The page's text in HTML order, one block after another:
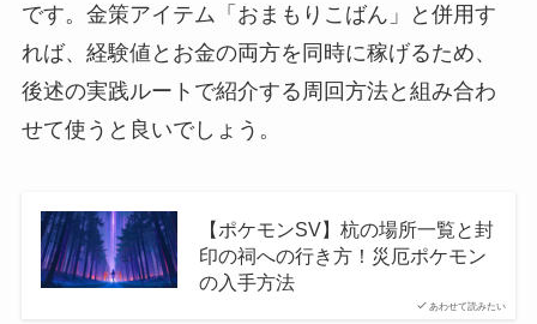
です。金策アイテム「おまもりこばん」と併用す
れば、経験値とお金の両方を同時に稼げるため、
後述の実践ルートで紹介する周回方法と組み合わ
せて使うと良いでしょう。
あわせて読みたい
【ポケモンSV】杭の場所一覧と封
印の祠への行き方！災厄ポケモン
の入手方法